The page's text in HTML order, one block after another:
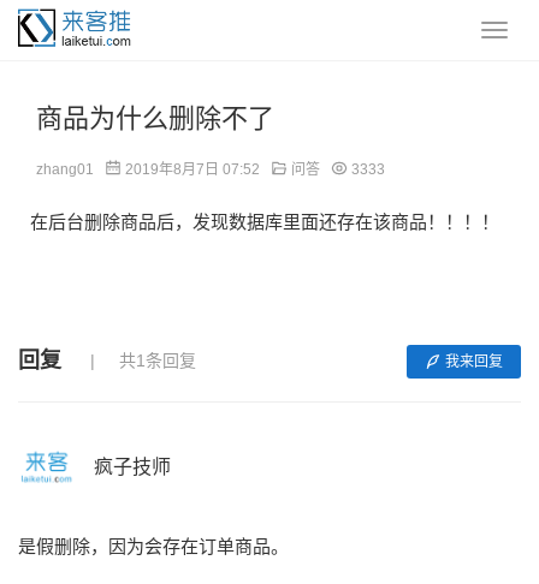
商品为什么删除不了
zhang01 2019年8月7日 07:52 问答 3333
在后台删除商品后，发现数据库里面还存在该商品！！！！
回复 共1条回复 我来回复
疯子技师
是假删除，因为会存在订单商品。